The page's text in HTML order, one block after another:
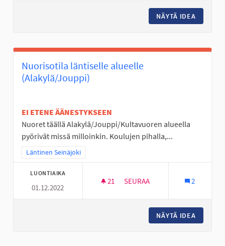
NÄYTÄ IDEA
Nuorisotila läntiselle alueelle
(Alakylä/Jouppi)
EI ETENE ÄÄNESTYKSEEN
Nuoret täällä Alakylä/Jouppi/Kultavuoren alueella
pyörivät missä milloinkin. Koulujen pihalla,...
Rajaa tulokset teeman mukaan: Läntinen Seinäjoki
Läntinen Seinäjoki
LUONTIAIKA
01.12.2022
21 21 SEURAAJAA
SEURAA 2
NÄYTÄ IDEA